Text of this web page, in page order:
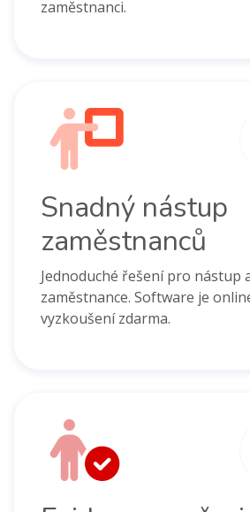
zaměstnanci.
Snadný nástup
zaměstnanců
Jednoduché řešení pro nástup
zaměstnance. Software je
vyzkoušení zdarma.